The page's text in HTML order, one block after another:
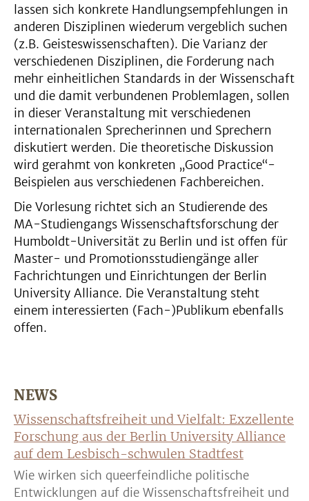
lassen sich konkrete Handlungsempfehlungen in
anderen Disziplinen wiederum vergeblich suchen
(z.B. Geisteswissenschaften). Die Varianz der
verschiedenen Disziplinen, die Forderung nach
mehr einheitlichen Standards in der Wissenschaft
und die damit verbundenen Problemlagen, sollen
in dieser Veranstaltung mit verschiedenen
internationalen Sprecherinnen und Sprechern
diskutiert werden. Die theoretische Diskussion
wird gerahmt von konkreten „Good Practice“-
Beispielen aus verschiedenen Fachbereichen.
Die Vorlesung richtet sich an Studierende des
MA-Studiengangs Wissenschaftsforschung der
Humboldt-Universität zu Berlin und ist offen für
Master- und Promotionsstudiengänge aller
Fachrichtungen und Einrichtungen der Berlin
University Alliance. Die Veranstaltung steht
einem interessierten (Fach-)Publikum ebenfalls
offen.
NEWS
Wissenschaftsfreiheit und Vielfalt: Exzellente
Forschung aus der Berlin University Alliance
auf dem Lesbisch-schwulen Stadtfest
Wie wirken sich queerfeindliche politische
Entwicklungen auf die Wissenschaftsfreiheit und